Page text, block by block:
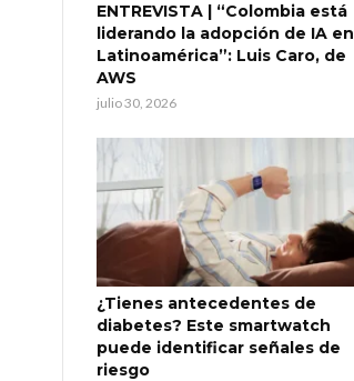
ENTREVISTA | “Colombia está
liderando la adopción de IA en
Latinoamérica”: Luis Caro, de
AWS
julio 30, 2026
¿Tienes antecedentes de
diabetes? Este smartwatch
puede identificar señales de
riesgo